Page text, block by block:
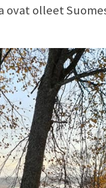
ovat olleet